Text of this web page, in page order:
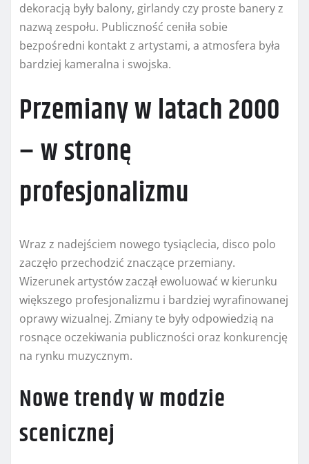
dekoracją były balony, girlandy czy proste banery z
nazwą zespołu. Publiczność ceniła sobie
bezpośredni kontakt z artystami, a atmosfera była
bardziej kameralna i swojska.
Przemiany w latach 2000
– w stronę
profesjonalizmu
Wraz z nadejściem nowego tysiąclecia, disco polo
zaczęło przechodzić znaczące przemiany.
Wizerunek artystów zaczął ewoluować w kierunku
większego profesjonalizmu i bardziej wyrafinowanej
oprawy wizualnej. Zmiany te były odpowiedzią na
rosnące oczekiwania publiczności oraz konkurencję
na rynku muzycznym.
Nowe trendy w modzie
scenicznej